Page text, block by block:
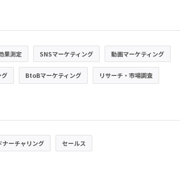
果測定 SNSマーケティング 動画マーケティング
グ BtoBマーケティング リサーチ・市場調査
ナーチャリング セールス